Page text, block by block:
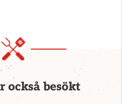
också besökt